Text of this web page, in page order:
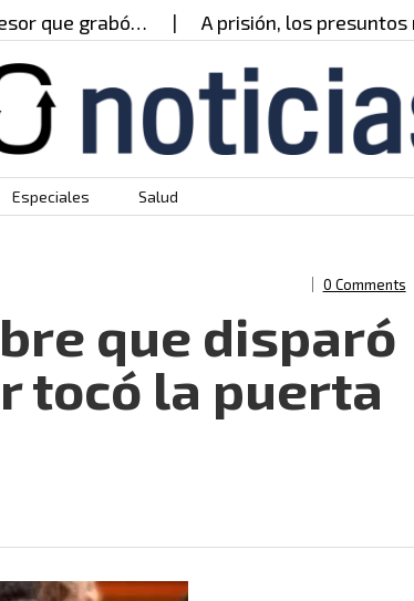
grabó… A prisión, los presuntos
Especiales Salud
0 Comments
que disparó
tocó la puerta